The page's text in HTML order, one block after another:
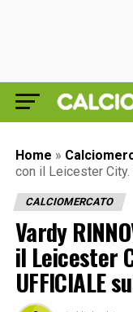
Home »
con il Leicester City.
CALCIOMERCATO
Vardy
il Leicester
UFFICIALE